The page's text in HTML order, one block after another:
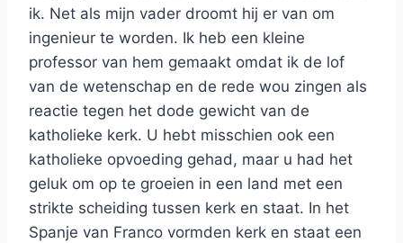
ik. Net als mijn vader droomt hij er van om
ingenieur te worden. Ik heb een kleine
professor van hem gemaakt omdat ik de lof
van de wetenschap en de rede wou zingen als
reactie tegen het dode gewicht van de
katholieke kerk. U hebt misschien ook een
katholieke opvoeding gehad, maar u had het
geluk om op te groeien in een land met een
strikte scheiding tussen kerk en staat. In het
Spanje van Franco vormden kerk en staat een